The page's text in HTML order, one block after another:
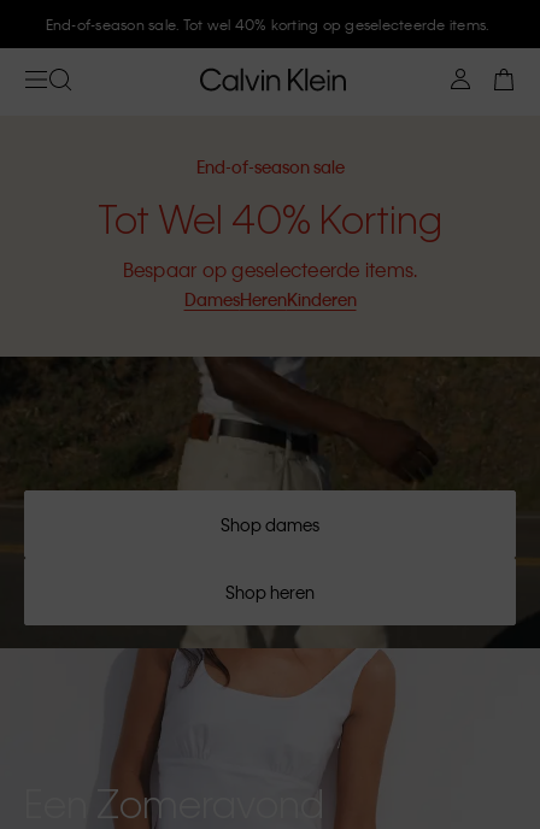
Meld je aan bij Calvin Klein en krijg 10% korting
End-of-season sale
Tot Wel 40% Korting
Bespaar op geselecteerde items.
DamesHerenKinderen
Shop dames
Shop heren
Een Zomeravond